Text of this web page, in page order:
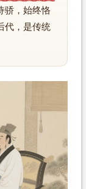
骄，始终恪
代，是传统